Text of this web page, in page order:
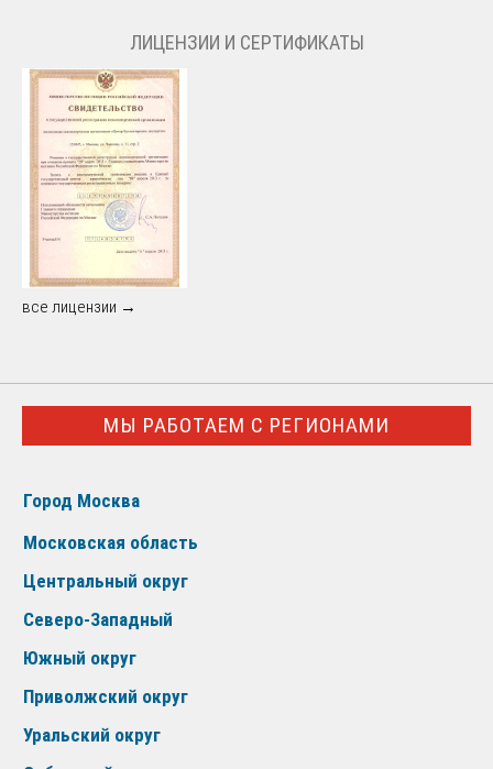
ЛИЦЕНЗИИ И СЕРТИФИКАТЫ
все лицензии →
МЫ РАБОТАЕМ С РЕГИОНАМИ
Город Москва
Московская область
Центральный округ
Северо-Западный
Южный округ
Приволжский округ
Уральский округ